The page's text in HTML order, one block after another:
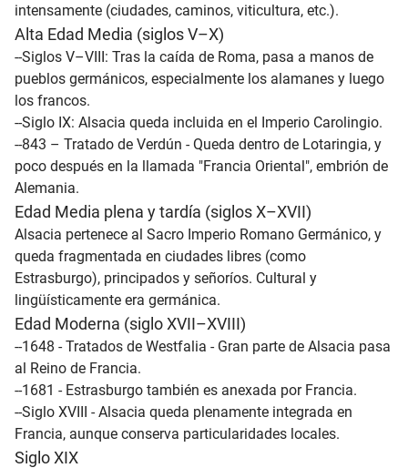
intensamente (ciudades, caminos, viticultura, etc.).
Alta Edad Media (siglos V–X)
--Siglos V–VIII: Tras la caída de Roma, pasa a manos de
pueblos germánicos, especialmente los alamanes y luego
los francos.
--Siglo IX: Alsacia queda incluida en el Imperio Carolingio.
--843 – Tratado de Verdún - Queda dentro de Lotaringia, y
poco después en la llamada "Francia Oriental", embrión de
Alemania.
Edad Media plena y tardía (siglos X–XVII)
Alsacia pertenece al Sacro Imperio Romano Germánico, y
queda fragmentada en ciudades libres (como
Estrasburgo), principados y señoríos. Cultural y
lingüísticamente era germánica.
Edad Moderna (siglo XVII–XVIII)
--1648 - Tratados de Westfalia - Gran parte de Alsacia pasa
al Reino de Francia.
--1681 - Estrasburgo también es anexada por Francia.
--Siglo XVIII - Alsacia queda plenamente integrada en
Francia, aunque conserva particularidades locales.
Siglo XIX